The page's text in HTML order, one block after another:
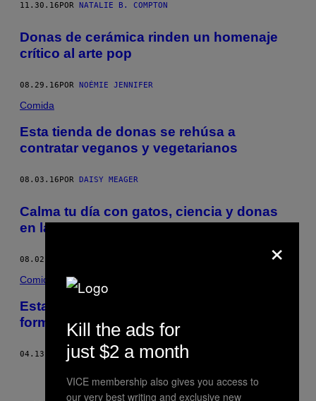
11.30.16 POR NATALIE B. COMPTON
Donas de cerámica rinden un homenaje
crítico al arte pop
08.29.16POR NOÉMIE JENNIFER
Comida
Esta tienda de donas se rehúsa a
contratar veganos y vegetarianos
08.03.16 POR DAISY MEAGER
Calma tu día con gatos, ciencia y donas
en las ilustraciones de Jeannie Phan
08.02.16
Comida
Esta pastelería está haciendo donas en
forma de porro
04.13.16 POR WYATT MARSHALL
Más antiguo
×
Kill the ads for
just $2 a month
VICE membership also gives you access to
our very best writing and exclusive new